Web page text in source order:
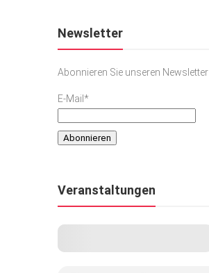
Newsletter
Abonnieren Sie unseren Newsletter
E-Mail*
Veranstaltungen